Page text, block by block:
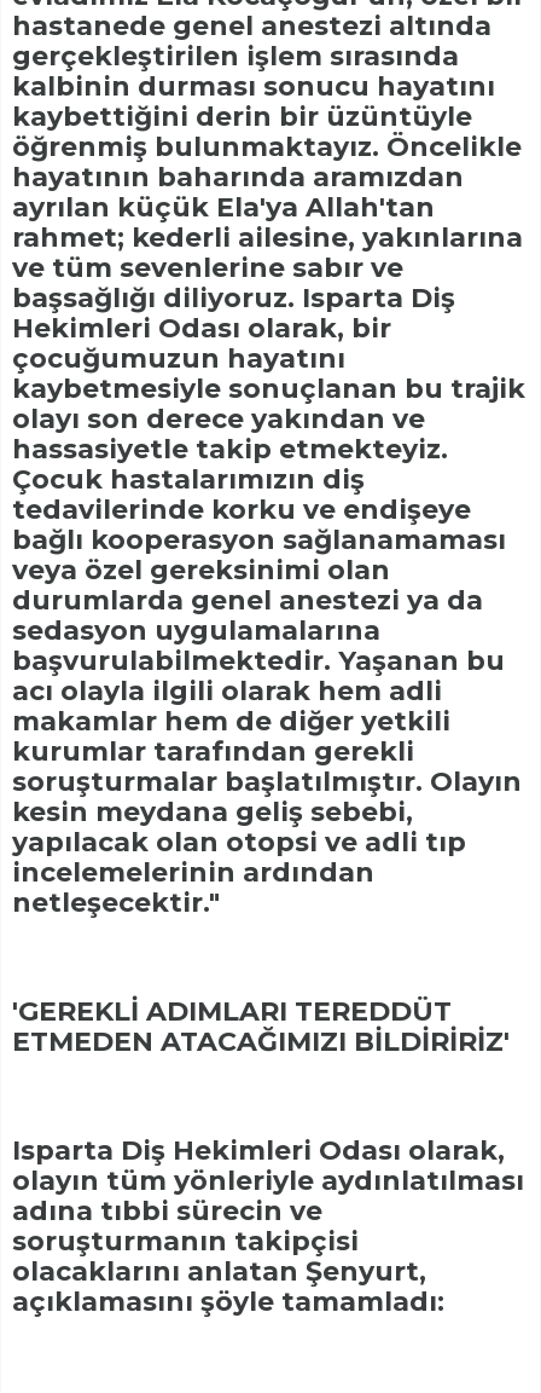
hastanede genel anestezi altında
gerçekleştirilen işlem sırasında
kalbinin durması sonucu hayatını
kaybettiğini derin bir üzüntüyle
öğrenmiş bulunmaktayız. Öncelikle
hayatının baharında aramızdan
ayrılan küçük Ela'ya Allah'tan
rahmet; kederli ailesine, yakınlarına
ve tüm sevenlerine sabır ve
başsağlığı diliyoruz. Isparta Diş
Hekimleri Odası olarak, bir
çocuğumuzun hayatını
kaybetmesiyle sonuçlanan bu trajik
olayı son derece yakından ve
hassasiyetle takip etmekteyiz.
Çocuk hastalarımızın diş
tedavilerinde korku ve endişeye
bağlı kooperasyon sağlanamaması
veya özel gereksinimi olan
durumlarda genel anestezi ya da
sedasyon uygulamalarına
başvurulabilmektedir. Yaşanan bu
acı olayla ilgili olarak hem adli
makamlar hem de diğer yetkili
kurumlar tarafından gerekli
soruşturmalar başlatılmıştır. Olayın
kesin meydana geliş sebebi,
yapılacak olan otopsi ve adli tıp
incelemelerinin ardından
netleşecektir."
'GEREKLİ ADIMLARI TEREDDÜT
ETMEDEN ATACAĞIMIZI BİLDİRİRİZ'
Isparta Diş Hekimleri Odası olarak,
olayın tüm yönleriyle aydınlatılması
adına tıbbi sürecin ve
soruşturmanın takipçisi
olacaklarını anlatan Şenyurt,
açıklamasını şöyle tamamladı: